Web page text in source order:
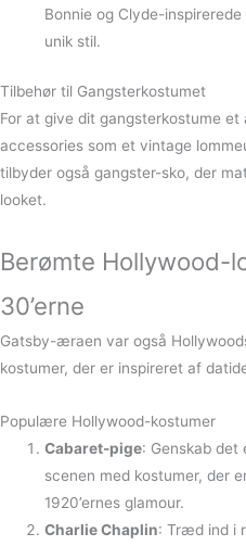
Bonnie og Clyde-
unik stil.
Tilbehør til Gangsterkostumet
For at give dit gangsterkostume
accessories som et vintage
tilbyder også gangster-sko, der
looket.
Berømte Hollywood-
30’erne
Gatsby-æraen var også
kostumer, der er inspireret af
Populære Hollywood-kostumer
Cabaret-pige: Genskab
scenen med kostumer, der
1920’ernes glamour.
Charlie Chaplin: Træd ind i